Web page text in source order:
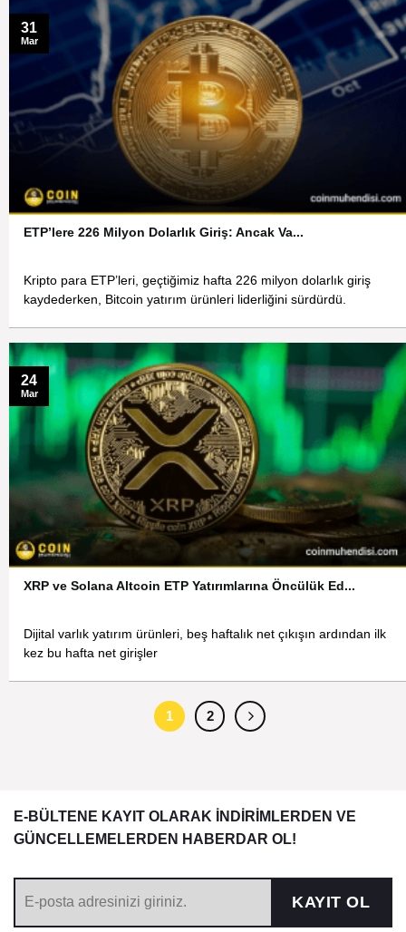
ETP’lere 226 Milyon Dolarlık Giriş: Ancak Va...
Kripto para ETP’leri, geçtiğimiz hafta 226 milyon dolarlık giriş
kaydederken, Bitcoin yatırım ürünleri liderliğini sürdürdü.
31
Mar
XRP ve Solana Altcoin ETP Yatırımlarına Öncülük Ed...
Dijital varlık yatırım ürünleri, beş haftalık net çıkışın ardından ilk
kez bu hafta net girişler
24
Mar
1 2
E-BÜLTENE KAYIT OLARAK İNDİRİMLERDEN VE
GÜNCELLEMELERDEN HABERDAR OL!
KAYIT OL